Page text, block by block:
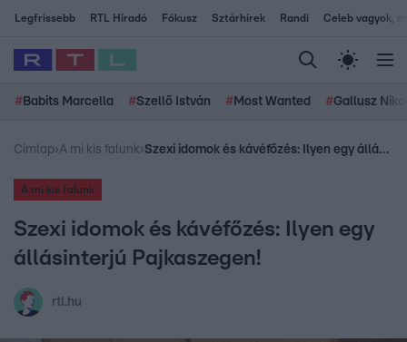
Legfrissebb RTL Híradó Fókusz Sztárhírek Randi Celeb vagyok,
# Babits Marcella #Szellő István # Most Wanted #Gallusz
Címlap›A mi kis falunk› Szexi idomok és kávéfőzés: Ilyen egy állásinterjú Pajkaszegen!
A mi kis falunk
Szexi idomok és kávéfőzés: Ilyen egy
állásinterjú Pajkaszegen!
rtl.hu